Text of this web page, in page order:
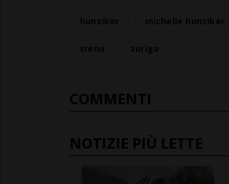
COMMENTI
NOTIZIE PIÙ LETTE